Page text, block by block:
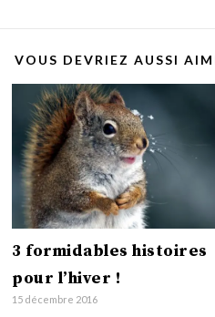
VOUS DEVRIEZ AUSSI
3 formidables histoires
pour l’hiver !
15 décembre 2016